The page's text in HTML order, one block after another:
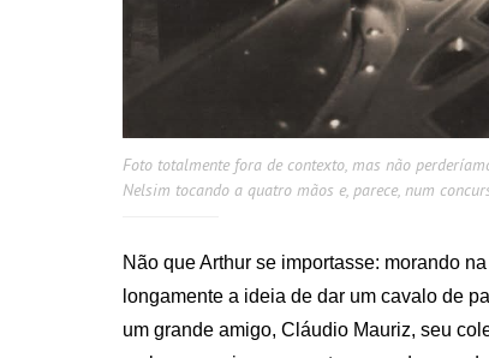
Foto totalmente fora de contexto, mas não
Nelsim tocando a quatro mãos e, parece, num
Não que Arthur se importasse: morando
longamente a ideia de dar um cavalo de
um grande amigo, Cláudio Mauriz, seu